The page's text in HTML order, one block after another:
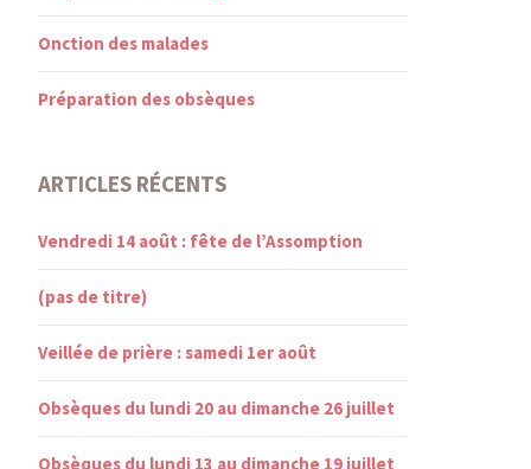
Onction des malades
Préparation des obsèques
ARTICLES RÉCENTS
Vendredi 14 août : fête de l’Assomption
(pas de titre)
Veillée de prière : samedi 1er août
Obsèques du lundi 20 au dimanche 26 juillet
Obsèques du lundi 13 au dimanche 19 juillet